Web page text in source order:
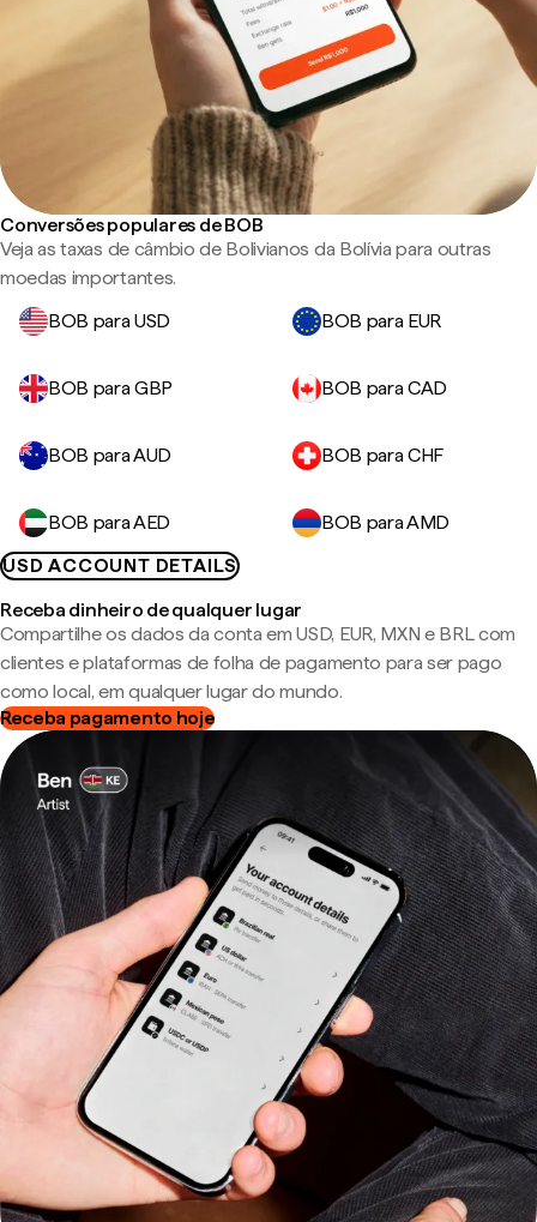
Conversões populares de BOB
Veja as taxas de câmbio de Bolivianos da Bolívia para outras
moedas importantes.
BOB para USD
BOB para EUR
BOB para GBP BOB para CAD
BOB para AUD BOB para CHF
BOB para AED
BOB para AMD
USD ACCOUNT DETAILS
Receba dinheiro de qualquer lugar
Compartilhe os dados da conta em USD, EUR, MXN e BRL com
clientes e plataformas de folha de pagamento para ser pago
como local, em qualquer lugar do mundo.
Receba pagamento hoje